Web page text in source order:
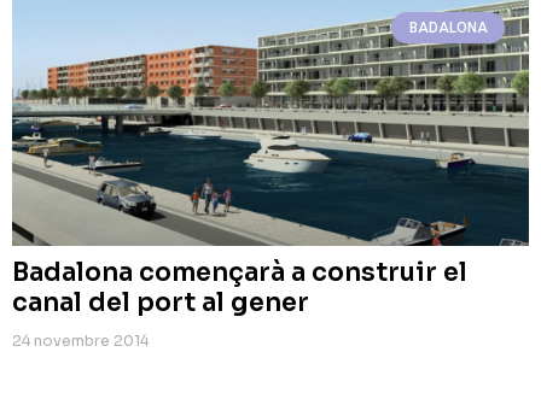
BADALONA
Badalona començarà a construir el
canal del port al gener
24 novembre 2014